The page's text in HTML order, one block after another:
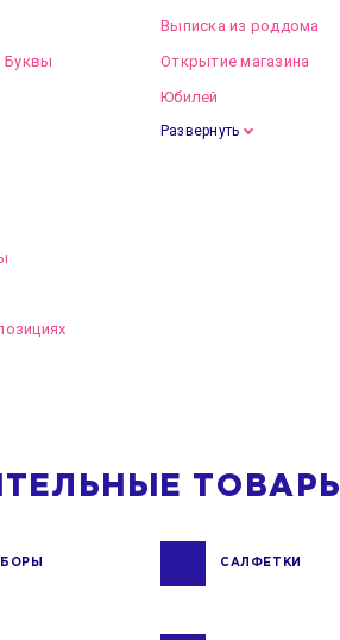
Выписка из роддома
Открытие магазина
Юбилей
Развернуть
ТОВАРЫ
САЛФЕТКИ